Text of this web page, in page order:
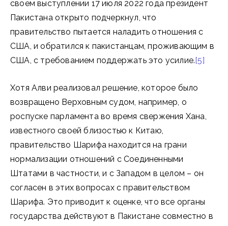
своем выступлении 17 июля 2022 года президент
Пакистана открыто подчеркнул, что
правительство пытается наладить отношения с
США, и обратился к пакистанцам, проживающим в
США, с требованием поддержать это усилие.[5]
Хотя Алви реализовал решение, которое было
возвращено Верховным судом, например, о
роспуске парламента во время свержения Хана,
известного своей близостью к Китаю,
правительство Шарифа находится на грани
нормализации отношений с Соединенными
Штатами в частности, и с Западом в целом – он
согласен в этих вопросах с правительством
Шарифа. Это приводит к оценке, что все органы
государства действуют в Пакистане совместно в